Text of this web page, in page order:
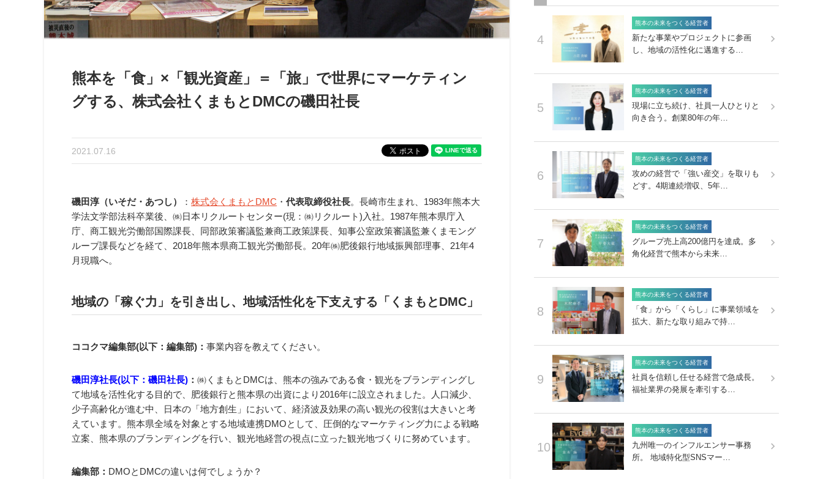
熊本を「食」×「観光資産」＝「旅」で世界にマーケティン
グする、株式会社くまもとDMCの磯田社長
2021.07.16
磯田淳（いそだ・あつし） ： 株式会くまもとDMC ・ 代表取締役社長。長崎市生まれ、1983年熊本大
学法文学部法科卒業後、㈱日本リクルートセンター(現：㈱リクルート)入社。1987年熊本県庁入
庁、商工観光労働部国際課長、同部政策審議監兼商工政策課長、知事公室政策審議監兼くまモング
ループ課長などを経て、2018年熊本県商工観光労働部長。20年㈱肥後銀行地域振興部理事、21年4
月現職へ。
地域の「稼ぐ力」を引き出し、地域活性化を下支えする「くまもとDMC」
ココクマ編集部(以下：編集部)： 事業内容を教えてください。
磯田淳社長(以下：磯田社長) ： ㈱くまもとDMCは、熊本の強みである食・観光をブランディングし
て地域を活性化する目的で、肥後銀行と熊本県の出資により2016年に設立されました。人口減少、
少子高齢化が進む中、日本の「地方創生」において、経済波及効果の高い観光の役割は大きいと考
えています。熊本県全域を対象とする地域連携DMOとして、圧倒的なマーケティング力による戦略
立案、熊本県のブランディングを行い、観光地経営の視点に立った観光地づくりに努めています。
編集部： DMOとDMCの違いは何でしょうか？
4
熊本の未来をつくる経営者
新たな事業やプロジェクトに参画
し、地域の活性化に邁進する…
5
熊本の未来をつくる経営者
現場に立ち続け、社員一人ひとりと
向き合う。創業80年の年…
6
熊本の未来をつくる経営者
攻めの経営で「強い産交」を取りも
どす。4期連続増収、5年…
7
熊本の未来をつくる経営者
グループ売上高200億円を達成。多
角化経営で熊本から未来…
8
熊本の未来をつくる経営者
「食」から「くらし」に事業領域を
拡大、新たな取り組みで持…
9
熊本の未来をつくる経営者
社員を信頼し任せる経営で急成長。
福祉業界の発展を牽引する…
10
熊本の未来をつくる経営者
九州唯一のインフルエンサー事務
所。 地域特化型SNSマー…